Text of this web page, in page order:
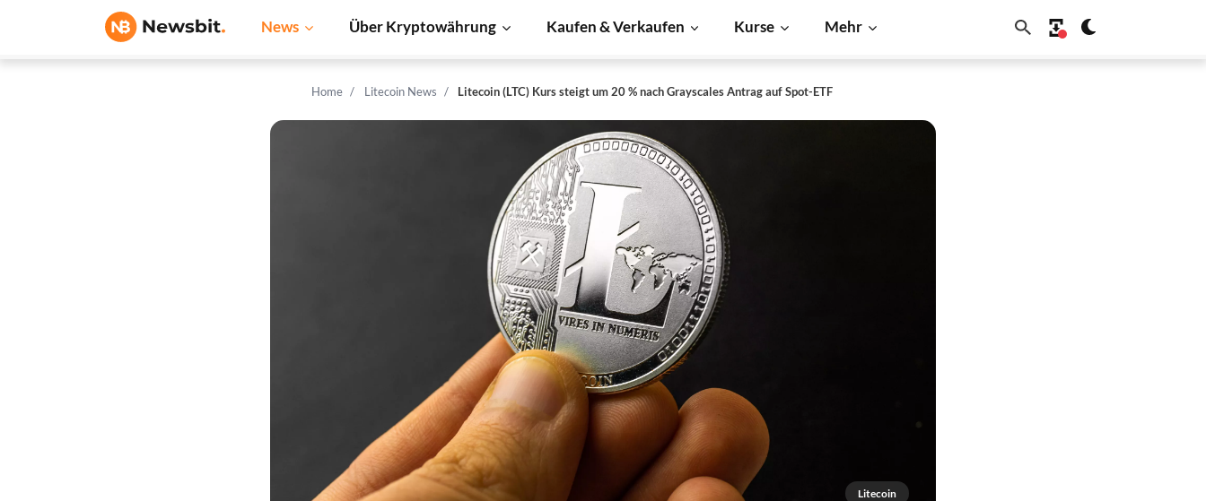
News Über Kryptowährung Kaufen & Verkaufen Kurse Mehr
Home Litecoin News Litecoin (LTC) Kurs steigt um 20 % nach Grayscales Antrag auf Spot-ETF
Litecoin